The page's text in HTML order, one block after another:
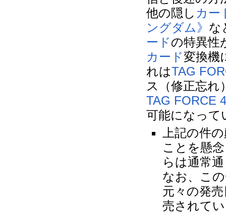
他の隠し カー
ングダム》 な
ードの特異性
カード変換機
れはTAG
ス（修正忘れ
TAG FORCE
可能になって
上記の件
ことを懸
らは通常
なお、こ
元々の発
売されて